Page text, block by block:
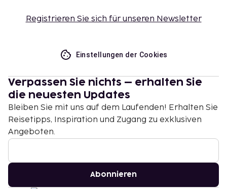
Registrieren Sie sich für unseren Newsletter
Einstellungen der Cookies
Verpassen Sie nichts – erhalten Sie
die neuesten Updates
Bleiben Sie mit uns auf dem Laufenden! Erhalten Sie
Reisetipps, Inspiration und Zugang zu exklusiven
Angeboten.
Abonnieren